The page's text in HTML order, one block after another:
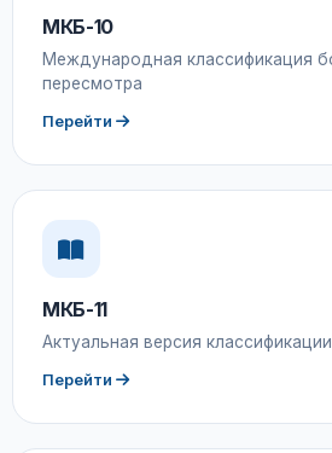
МКБ-10
Международная классификация
пересмотра
Перейти
МКБ-11
Актуальная версия
Перейти